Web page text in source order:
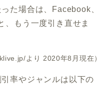
た場合は、Facebook、
もう一度引き直せま
より 2020年8月現在）
率やジャンルは以下の